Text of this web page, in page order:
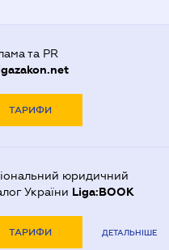
та PR
ТАРИФИ
юридичний
України Liga:BOOK
ТАРИФИ ДЕТАЛЬНІШЕ